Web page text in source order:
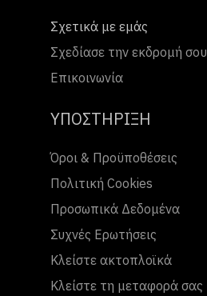
Σχετικά με εμάς
Σχεδίασε την εκδρομή σου
Επικοινωνία
ΥΠΟΣΤΗΡΙΞΗ
Όροι & Προϋποθέσεις
Πολιτική Cookies
Προσωπικά Δεδομένα
Συχνές Ερωτήσεις
Κλείστε ακτοπλοϊκά
Κλείστε τη μεταφορά σας